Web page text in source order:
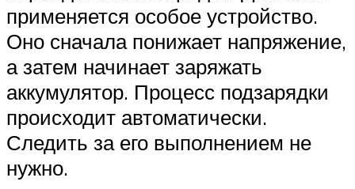
применяется особое устройство.
Оно сначала понижает напряжение,
а затем начинает заряжать
аккумулятор. Процесс подзарядки
происходит автоматически.
Следить за его выполнением не
нужно.